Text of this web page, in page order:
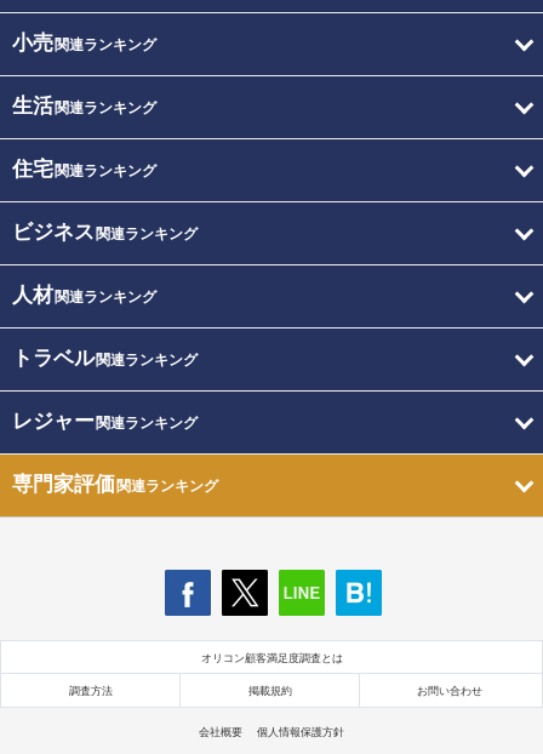
小売関連ランキング
生活関連ランキング
住宅関連ランキング
ビジネス 関連ランキング
人材関連ランキング
トラベル関連ランキング
レジャー関連ランキング
専門家評価関連ランキング
オリコン顧客満足度調査とは
調査方法 掲載規約 お問い合わせ
会社概要 個人情報保護方針